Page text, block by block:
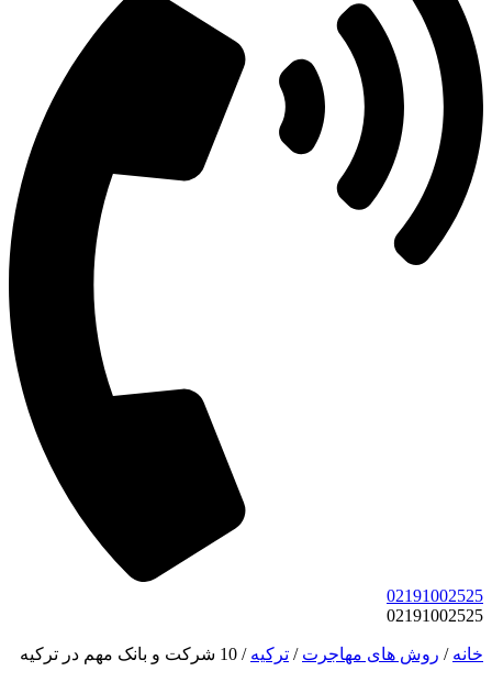
02191002525
02191002525
خانه / روش های مهاجرت / ترکیه / 10 شرکت و بانک مهم در ترکیه